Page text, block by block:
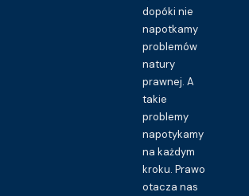
dopóki nie
napotkamy
problemów
natury
prawnej. A
takie
problemy
napotykamy
na każdym
kroku. Prawo
otacza nas